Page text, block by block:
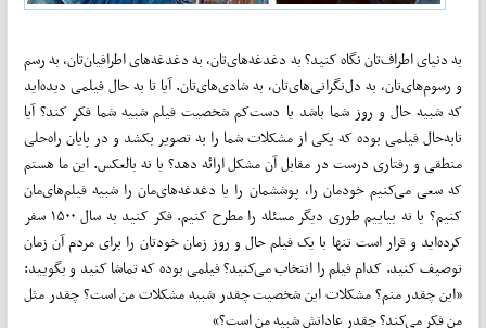
به دنیای اطراف‌تان نگاه کنید؟ به دغدغه‌های‌تان، به دغدغه‌های اطرافیان‌تان، به رسم
و رسوم‌های‌تان، به دل‌نگرانی‌های‌تان، به شادی‌های‌تان. آیا تا به حال فیلمی دیده‌اید
که شبیه حال و روز شما باشد یا دست‌کم شخصیت فیلم شبیه شما فکر کند؟ آیا
تابه‌حال فیلمی بوده که یکی از مشکلات شما را به تصویر بکشد و در پایان راه‌حلی
منطقی و رفتاری درست در مقابل آن مشکل ارائه دهد؟ یا نه بالعکس. این ما هستم
که سعی می‌کنیم خودمان را، پوششمان را یا دغدغه‌های‌مان را شبیه فیلم‌های‌مان
کنیم؟ یا نه بیاییم طوری دیگر مسئله را مطرح کنیم. فکر کنید به سال ۱۵۰۰ سفر
کرده‌اید و قرار است تنها با یک فیلم حال و روز زمان خودتان را برای مردم آن زمان
توصیف کنید. کدام فیلم را انتخاب می‌کنید؟ فیلمی بوده که تماشا کنید و بگویید:
«این چقدر منم؟ مشکلات این شخصیت چقدر شبیه مشکلات من است؟ چقدر مثل
من فکر می‌کند؟ چقدر عاداتش شبیه من است؟»